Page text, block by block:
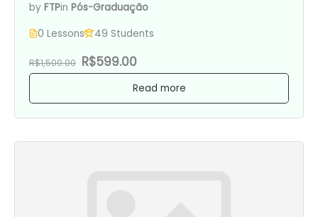
by FTPin Pós-Graduação
0 Lessons
49 Students
R$1,500.00 R$599.00
Read more